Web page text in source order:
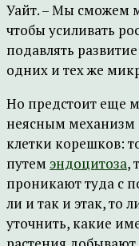
Уайт. – Мы сможем
чтобы усиливать
подавлять
одних и тех же
Но предстоит еще
неясным механизм
клетки корешков:
путем эндоцитоза,
проникают туда с
ли и так и этак, то
уточнить, какие